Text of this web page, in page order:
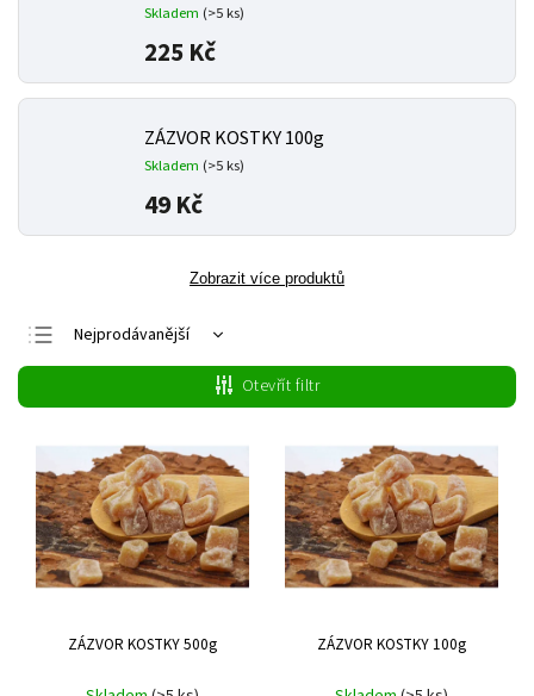
Skladem (>5 ks)
225 Kč
ZÁZVOR KOSTKY 100g
Skladem (>5 ks)
49 Kč
Zobrazit více produktů
Nejprodávanější
Nejlevnější
Nejdražší
Abecedně
Otevřít filtr
ZÁZVOR KOSTKY 500g ZÁZVOR KOSTKY 100g